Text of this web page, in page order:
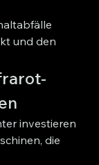
und den
investieren
die